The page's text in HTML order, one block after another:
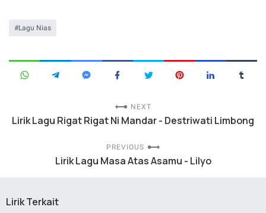
Lagu Nias
NEXT
Lirik Lagu Rigat Rigat Ni Mandar - Destriwati Limbong
PREVIOUS
Lirik Lagu Masa Atas Asamu - Lilyo
Lirik Terkait